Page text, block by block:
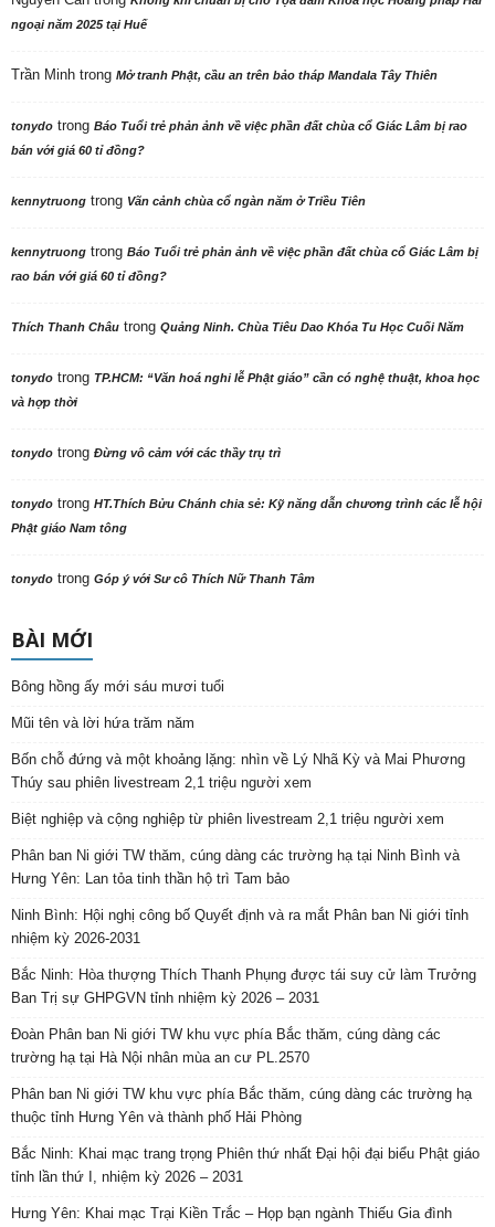
ngoại năm 2025 tại Huế
Trần Minh trong Mở tranh Phật, cầu an trên bảo tháp Mandala Tây Thiên
tonydo trong Báo Tuổi trẻ phản ảnh về việc phần đất chùa cổ Giác Lâm bị rao
bán với giá 60 tỉ đồng?
kennytruong trong Vãn cảnh chùa cổ ngàn năm ở Triều Tiên
kennytruong trong Báo Tuổi trẻ phản ảnh về việc phần đất chùa cổ Giác Lâm bị
rao bán với giá 60 tỉ đồng?
Thích Thanh Châu trong Quảng Ninh. Chùa Tiêu Dao Khóa Tu Học Cuối Năm
tonydo trong TP.HCM: “Văn hoá nghi lễ Phật giáo” cần có nghệ thuật, khoa học
và hợp thời
tonydo trong Đừng vô cảm với các thầy trụ trì
tonydo trong HT.Thích Bửu Chánh chia sẻ: Kỹ năng dẫn chương trình các lễ hội
Phật giáo Nam tông
tonydo trong Góp ý với Sư cô Thích Nữ Thanh Tâm
BÀI MỚI
Bông hồng ấy mới sáu mươi tuổi
Mũi tên và lời hứa trăm năm
Bốn chỗ đứng và một khoảng lặng: nhìn về Lý Nhã Kỳ và Mai Phương
Thúy sau phiên livestream 2,1 triệu người xem
Biệt nghiệp và cộng nghiệp từ phiên livestream 2,1 triệu người xem
Phân ban Ni giới TW thăm, cúng dàng các trường hạ tại Ninh Bình và
Hưng Yên: Lan tỏa tinh thần hộ trì Tam bảo
Ninh Bình: Hội nghị công bố Quyết định và ra mắt Phân ban Ni giới tỉnh
nhiệm kỳ 2026-2031
Bắc Ninh: Hòa thượng Thích Thanh Phụng được tái suy cử làm Trưởng
Ban Trị sự GHPGVN tỉnh nhiệm kỳ 2026 – 2031
Đoàn Phân ban Ni giới TW khu vực phía Bắc thăm, cúng dàng các
trường hạ tại Hà Nội nhân mùa an cư PL.2570
Phân ban Ni giới TW khu vực phía Bắc thăm, cúng dàng các trường hạ
thuộc tỉnh Hưng Yên và thành phố Hải Phòng
Bắc Ninh: Khai mạc trang trọng Phiên thứ nhất Đại hội đại biểu Phật giáo
tỉnh lần thứ I, nhiệm kỳ 2026 – 2031
Hưng Yên: Khai mạc Trại Kiền Trắc – Họp bạn ngành Thiếu Gia đình